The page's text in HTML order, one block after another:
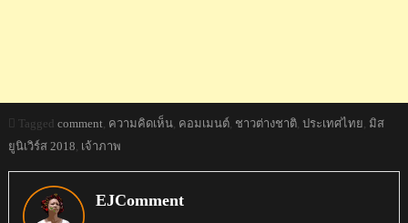
Tagged comment ความคิดเห็น, คอมเมนต์, ชาวต่างชาติ, ประเทศไทย มิส
ยูนิเวิร์ส 2018 เจ้าภาพ
EJComment